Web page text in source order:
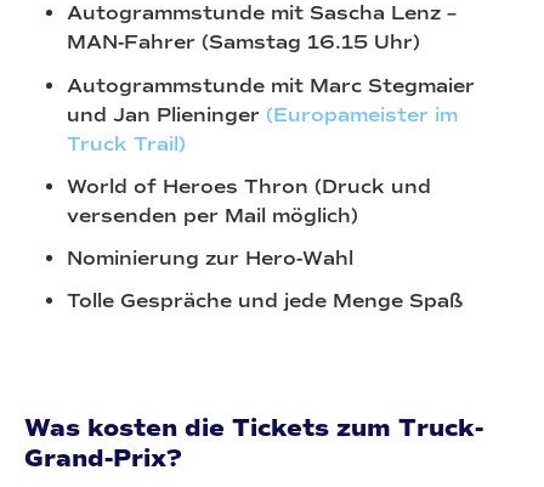
Autogrammstunde mit Sascha Lenz –
MAN-Fahrer (Samstag 16.15 Uhr)
Autogrammstunde mit Marc Stegmaier
und Jan Plieninger (Europameister im
Truck Trail)
World of Heroes Thron (Druck und
versenden per Mail möglich)
Nominierung zur Hero-Wahl
Tolle Gespräche und jede Menge Spaß
Was kosten die Tickets zum Truck-
Grand-Prix?